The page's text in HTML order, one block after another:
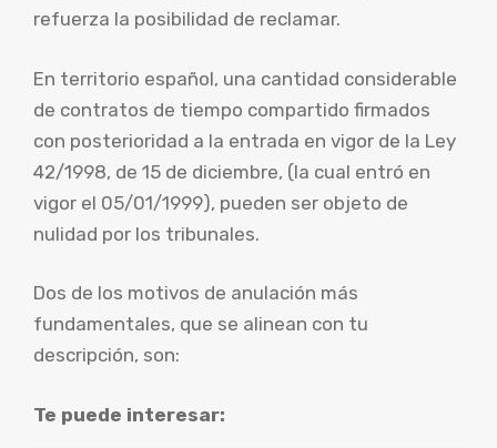
refuerza la posibilidad de reclamar.
En territorio español, una cantidad considerable
de contratos de tiempo compartido firmados
con posterioridad a la entrada en vigor de la Ley
42/1998, de 15 de diciembre, (la cual entró en
vigor el 05/01/1999), pueden ser objeto de
nulidad por los tribunales.
Dos de los motivos de anulación más
fundamentales, que se alinean con tu
descripción, son:
Te puede interesar: